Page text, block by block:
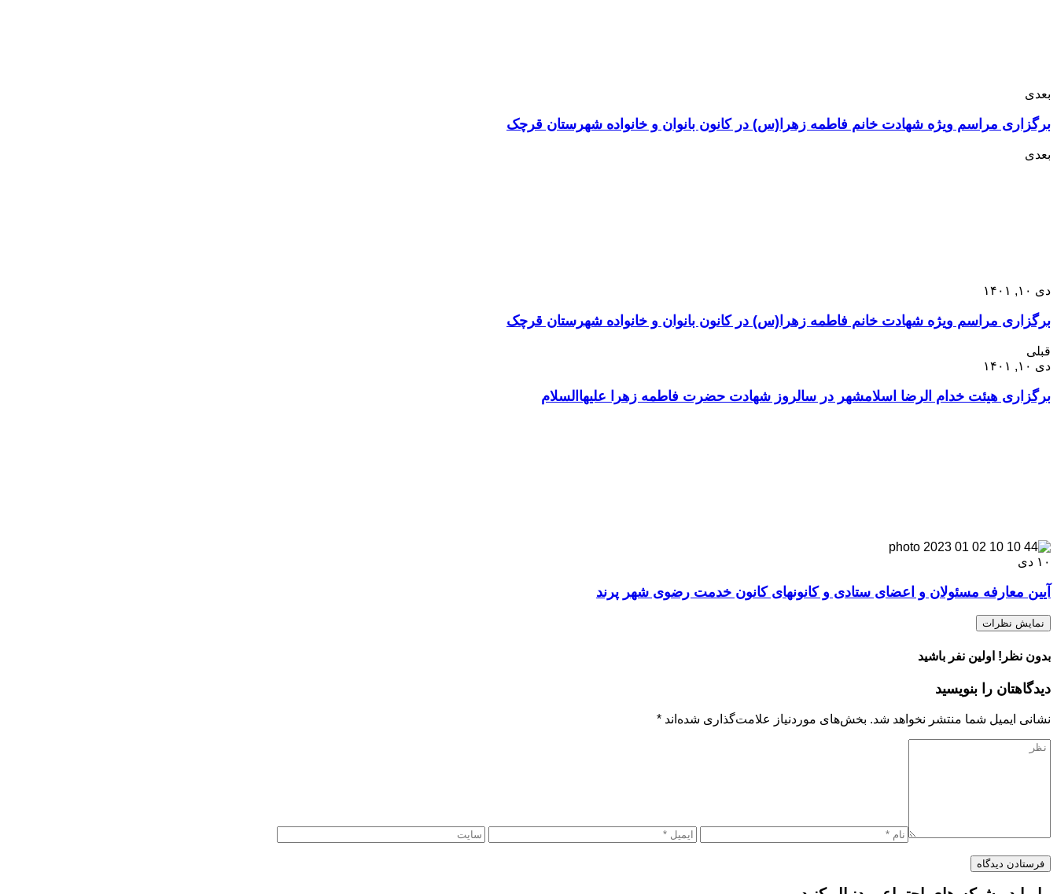
بعدی
برگزاری مراسم ویژه شهادت خانم فاطمه زهرا(س) در کانون بانوان و خانواده شهرستان قرچک
بعدی
دی ۱۰, ۱۴۰۱
برگزاری مراسم ویژه شهادت خانم فاطمه زهرا(س) در کانون بانوان و خانواده شهرستان قرچک
قبلی
دی ۱۰, ۱۴۰۱
برگزاری هیئت خدام الرضا اسلامشهر در سالروز شهادت حضرت فاطمه زهرا علیهاالسلام
۱۰ دی
آیین معارفه مسئولان و اعضای ستادی و کانونهای کانون خدمت رضوی شهر پرند
نمایش نظرات
بدون نظر! اولین نفر باشید
دیدگاهتان را بنویسید
نشانی ایمیل شما منتشر نخواهد شد. بخش‌های موردنیاز علامت‌گذاری شده‌اند *